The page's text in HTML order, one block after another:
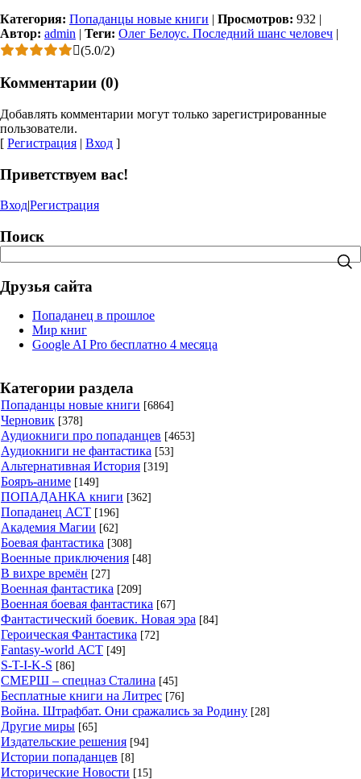
Категория: Попаданцы новые книги | Просмотров: 932 |
Автор: admin | Теги: Олег Белоус. Последний шанс человеч |
(5.0/2)
Комментарии (0)
Добавлять комментарии могут только зарегистрированные
пользователи.
[ Регистрация | Вход ]
Приветствуем вас!
Вход|Регистрация
Поиск
Друзья сайта
Попаданец в прошлое
Мир книг
Google AI Pro бесплатно 4 месяца
Категории раздела
Попаданцы новые книги [6864]
Черновик [378]
Аудиокниги про попаданцев [4653]
Аудиокниги не фантастика [53]
Альтернативная История [319]
Бояръ-аниме [149]
ПОПАДАНКА книги [362]
Попаданец АСТ [196]
Академия Магии [62]
Боевая фантастика [308]
Военные приключения [48]
В вихре времён [27]
Военная фантастика [209]
Военная боевая фантастика [67]
Фантастический боевик. Новая эра [84]
Героическая Фантастика [72]
Fantasy-world АСТ [49]
S-T-I-K-S [86]
СМЕРШ – спецназ Сталина [45]
Бесплатные книги на Литрес [76]
Война. Штрафбат. Они сражались за Родину [28]
Другие миры [65]
Издательские решения [94]
Истории попаданцев [8]
Исторические Новости [15]